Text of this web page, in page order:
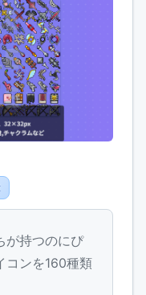
が持つのにぴ
コンを160種類